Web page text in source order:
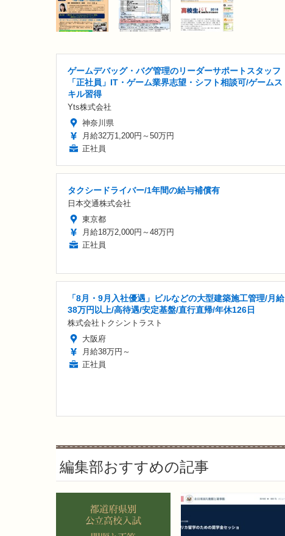
ゲームデバッグ・バグ管理のリーダーサポートスタッフ
「正社員」IT・ゲーム業界志望・シフト相談可/ゲームス
キル習得
Yts株式会社
神奈川県
月給32万1,200円～50万円
正社員
タクシードライバー/1年間の給与補償有
日本交通株式会社
東京都
月給18万2,000円～48万円
正社員
「8月・9月入社優遇」ビルなどの大型建築施工管理/月給
38万円以上/高待遇/安定基盤/直行直帰/年休126日
株式会社トクシントラスト
大阪府
月給38万円～
正社員
編集部おすすめの記事